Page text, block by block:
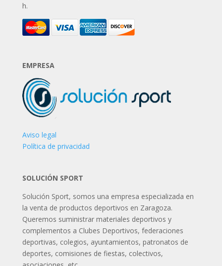
h.
EMPRESA
Aviso legal
Política de privacidad
SOLUCIÓN SPORT
Solución Sport, somos una empresa especializada en
la venta de productos deportivos en Zaragoza.
Queremos suministrar materiales deportivos y
complementos a Clubes Deportivos, federaciones
deportivas, colegios, ayuntamientos, patronatos de
deportes, comisiones de fiestas, colectivos,